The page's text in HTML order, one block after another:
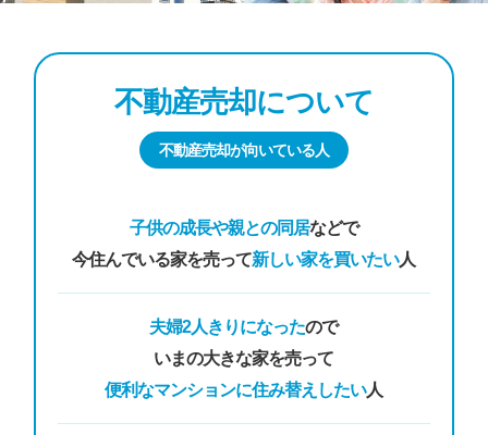
不動産売却について
不動産売却が向いている人
子供の成長や親との同居などで
今住んでいる家を売って新しい家を買いたい人
夫婦2人きりになったので
いまの大きな家を売って
便利なマンションに住み替えしたい人